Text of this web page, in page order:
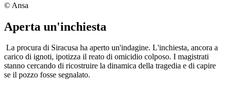
© Ansa
Aperta un'inchiesta
La procura di Siracusa ha aperto un'indagine. L'inchiesta, ancora a
carico di ignoti, ipotizza il reato di omicidio colposo. I magistrati
stanno cercando di ricostruire la dinamica della tragedia e di capire
se il pozzo fosse segnalato.